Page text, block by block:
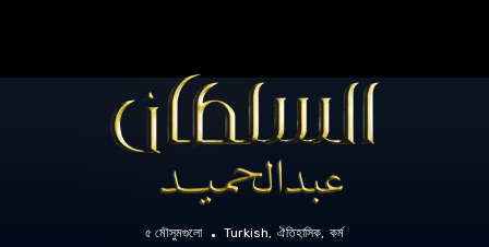
৫ মৌসুমগুলো Turkish ঐতিহাসিক কর্ম